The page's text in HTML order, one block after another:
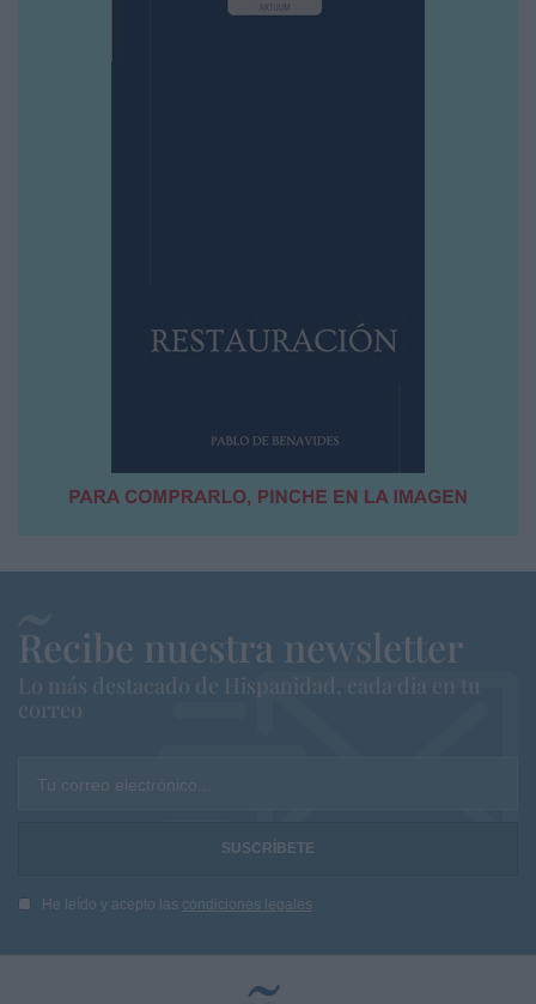
Recibe nuestra newsletter
Lo más destacado de Hispanidad, cada dia en tu
correo
Tu correo electrónico...
He leído y acepto las condiciones legales